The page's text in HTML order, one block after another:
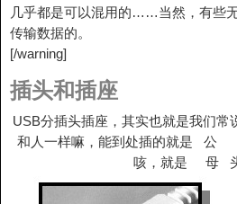
几乎都是可以混用的……当然，有些
传输数据的。
[/warning]
插头和插座
USB分插头插座，其实也就是我们常
和人一样嘛，能到处插的就是
咳，就是 母 头